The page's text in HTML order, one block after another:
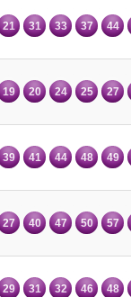
21 31 33 37 44
19 20 24 25 27
39 41 44 48 49
27 40 47 50 57
29 31 32 46 48